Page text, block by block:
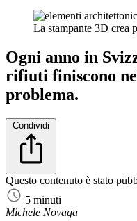
La stampante 3D crea
Ogni anno in
rifiuti finiscono
problema.
Condividi
Questo contenuto è stato
5 minuti
Michele Novaga